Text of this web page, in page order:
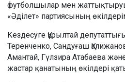
футболшылар мен
«Әділет» партиясының
Кездесуге Құрылтай
Теренченко, Сандуғаш
Амантай, Гүлзира Атабаева
жастар қанатының өкілдері